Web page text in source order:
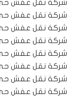
شركة نقل عفش حي
شركة نقل عفش حي
شركة نقل عفش حي
شركة نقل عفش حي
شركة نقل عفش حي
شركة نقل عفش حي
شركة نقل عفش حي
شركة نقل عفش حي